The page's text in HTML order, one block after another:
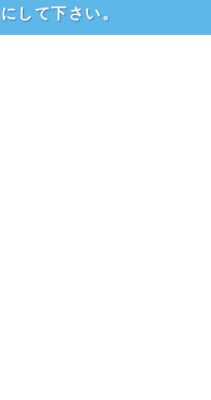
して下さい。